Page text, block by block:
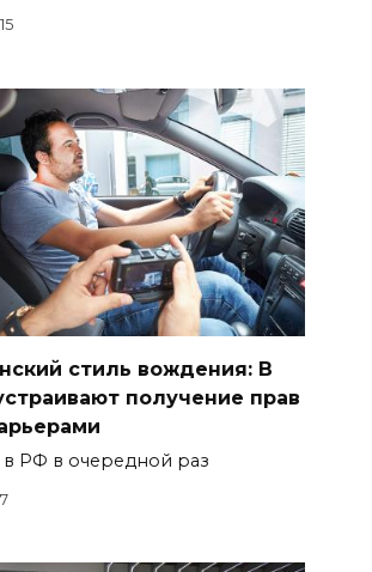
стиль вождения: В
получение прав
в РФ в очередной раз